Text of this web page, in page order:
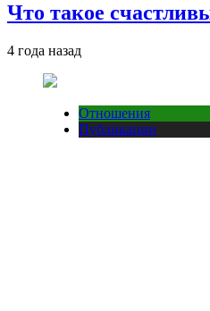
Что такое
4 года назад
Отношения
Публикации